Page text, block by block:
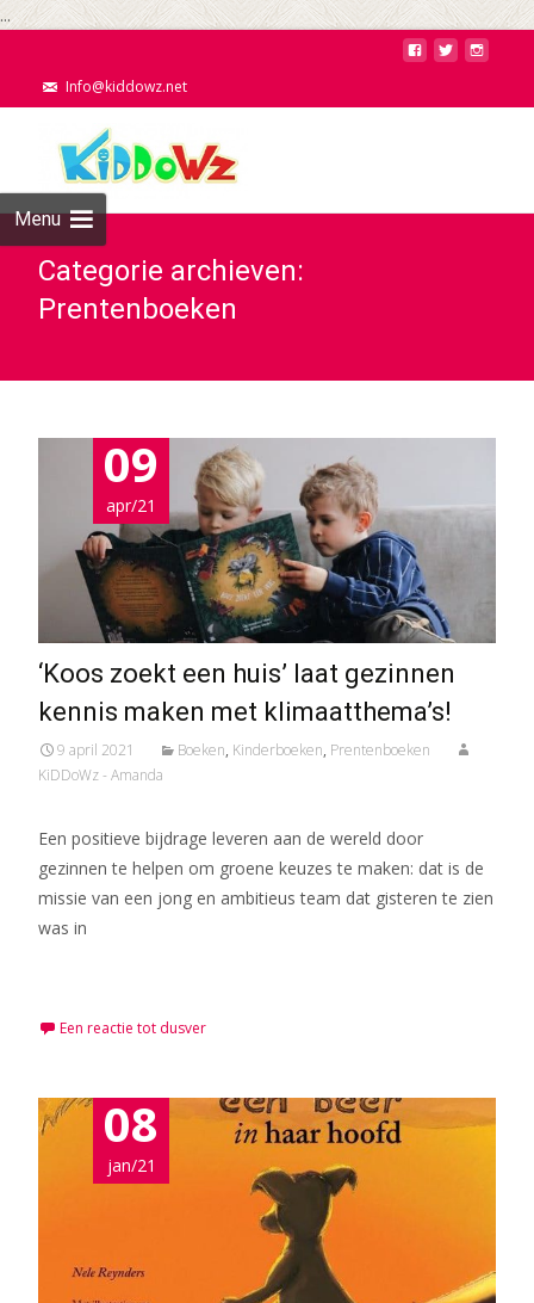
...
Info@kiddowz.net
Menu
Categorie archieven:
Prentenboeken
09
apr/21
‘Koos zoekt een huis’ laat gezinnen
kennis maken met klimaatthema’s!
9 april 2021 Boeken, Kinderboeken, Prentenboeken
KiDDoWz - Amanda
Een positieve bijdrage leveren aan de wereld door
gezinnen te helpen om groene keuzes te maken: dat is de
missie van een jong en ambitieus team dat gisteren te zien
was in
Een reactie tot dusver
08
jan/21